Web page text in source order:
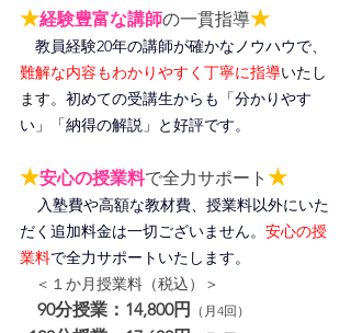
★経験豊富な講師の一貫指導★
教員経験20年の講師が確かなノウハウで、
難解な内容もわかりやすく丁寧に指導いたし
ます。 初めての受講生からも「分かりやす
い」「納得の解説」と好評です。
★安心の授業料で全力サポート ★
入塾費や高額な教材費、授業料以外にいた
だく追加料金は一切ございません。 安心の授
業料で全力サポートいたします。
＜１か月授業料（税込）＞
90分授業：14,800円 （月4回）